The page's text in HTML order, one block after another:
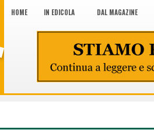
HOME IN EDICOLA DAL MAGAZINE